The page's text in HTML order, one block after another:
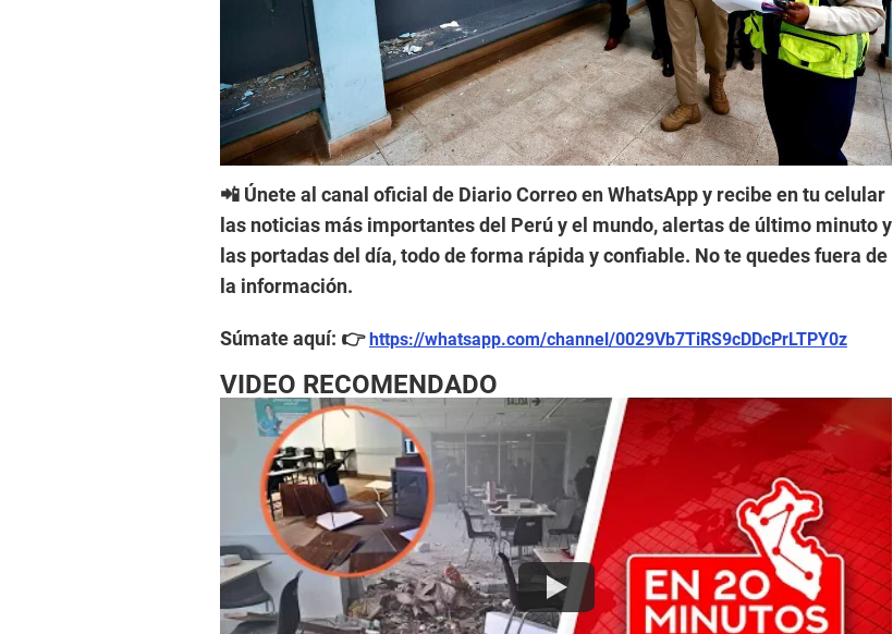
📲 Únete al canal oficial de Diario Correo en WhatsApp y recibe en tu celular
las noticias más importantes del Perú y el mundo, alertas de último minuto y
las portadas del día, todo de forma rápida y confiable. No te quedes fuera de
la información.
Súmate aquí: 👉 https://whatsapp.com/channel/0029Vb7TiRS9cDDcPrLTPY0z
VIDEO RECOMENDADO